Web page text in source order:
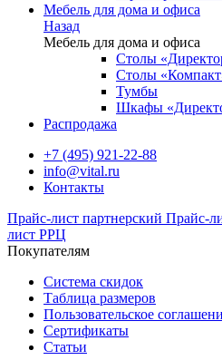
Мебель для дома и офиса
Назад
Мебель для дома и офиса
Столы
Столы
Тумбы
Шкафы
Распродажа
+7 (495) 921-22-88
info@vital.ru
Контакты
Прайс-лист партнерский Прайс-
лист РРЦ
Покупателям
Система скидок
Таблица размеров
Пользовательское
Сертификаты
Статьи